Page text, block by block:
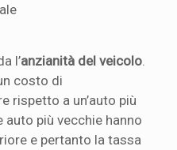
l’anzianità del veicolo
costo di
rispetto a un’auto più
auto più vecchie hanno
e pertanto la tassa